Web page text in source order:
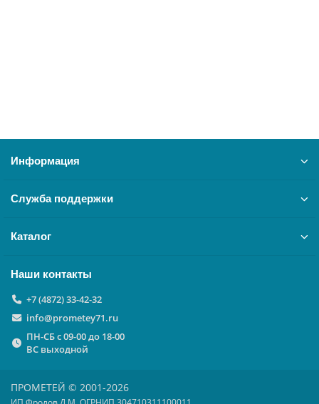
Информация
Служба поддержки
Каталог
Наши контакты
+7 (4872) 33-42-32
info@prometey71.ru
ПН-СБ с 09-00 до 18-00
ВС выходной
ПРОМЕТЕЙ © 2001-2026